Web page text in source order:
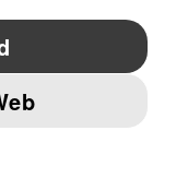
IMPRINT AND LEGAL DATA